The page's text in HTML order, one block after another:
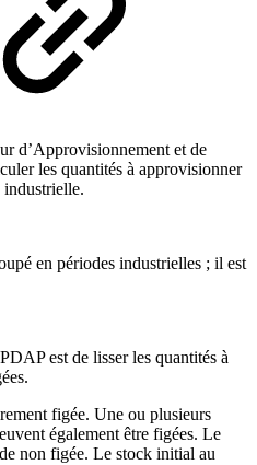
d’Approvisionnement et de
les quantités à approvisionner
industrielle.
en périodes industrielles ; il est
est de lisser les quantités à
figée. Une ou plusieurs
également être figées. Le
non figée. Le stock initial au